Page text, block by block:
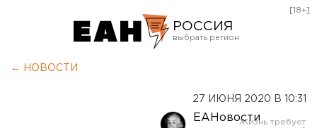
РОССИЯ
[18+]
← НОВОСТИ
27 ИЮНЯ 2020 В 10:31
ЕАНовости